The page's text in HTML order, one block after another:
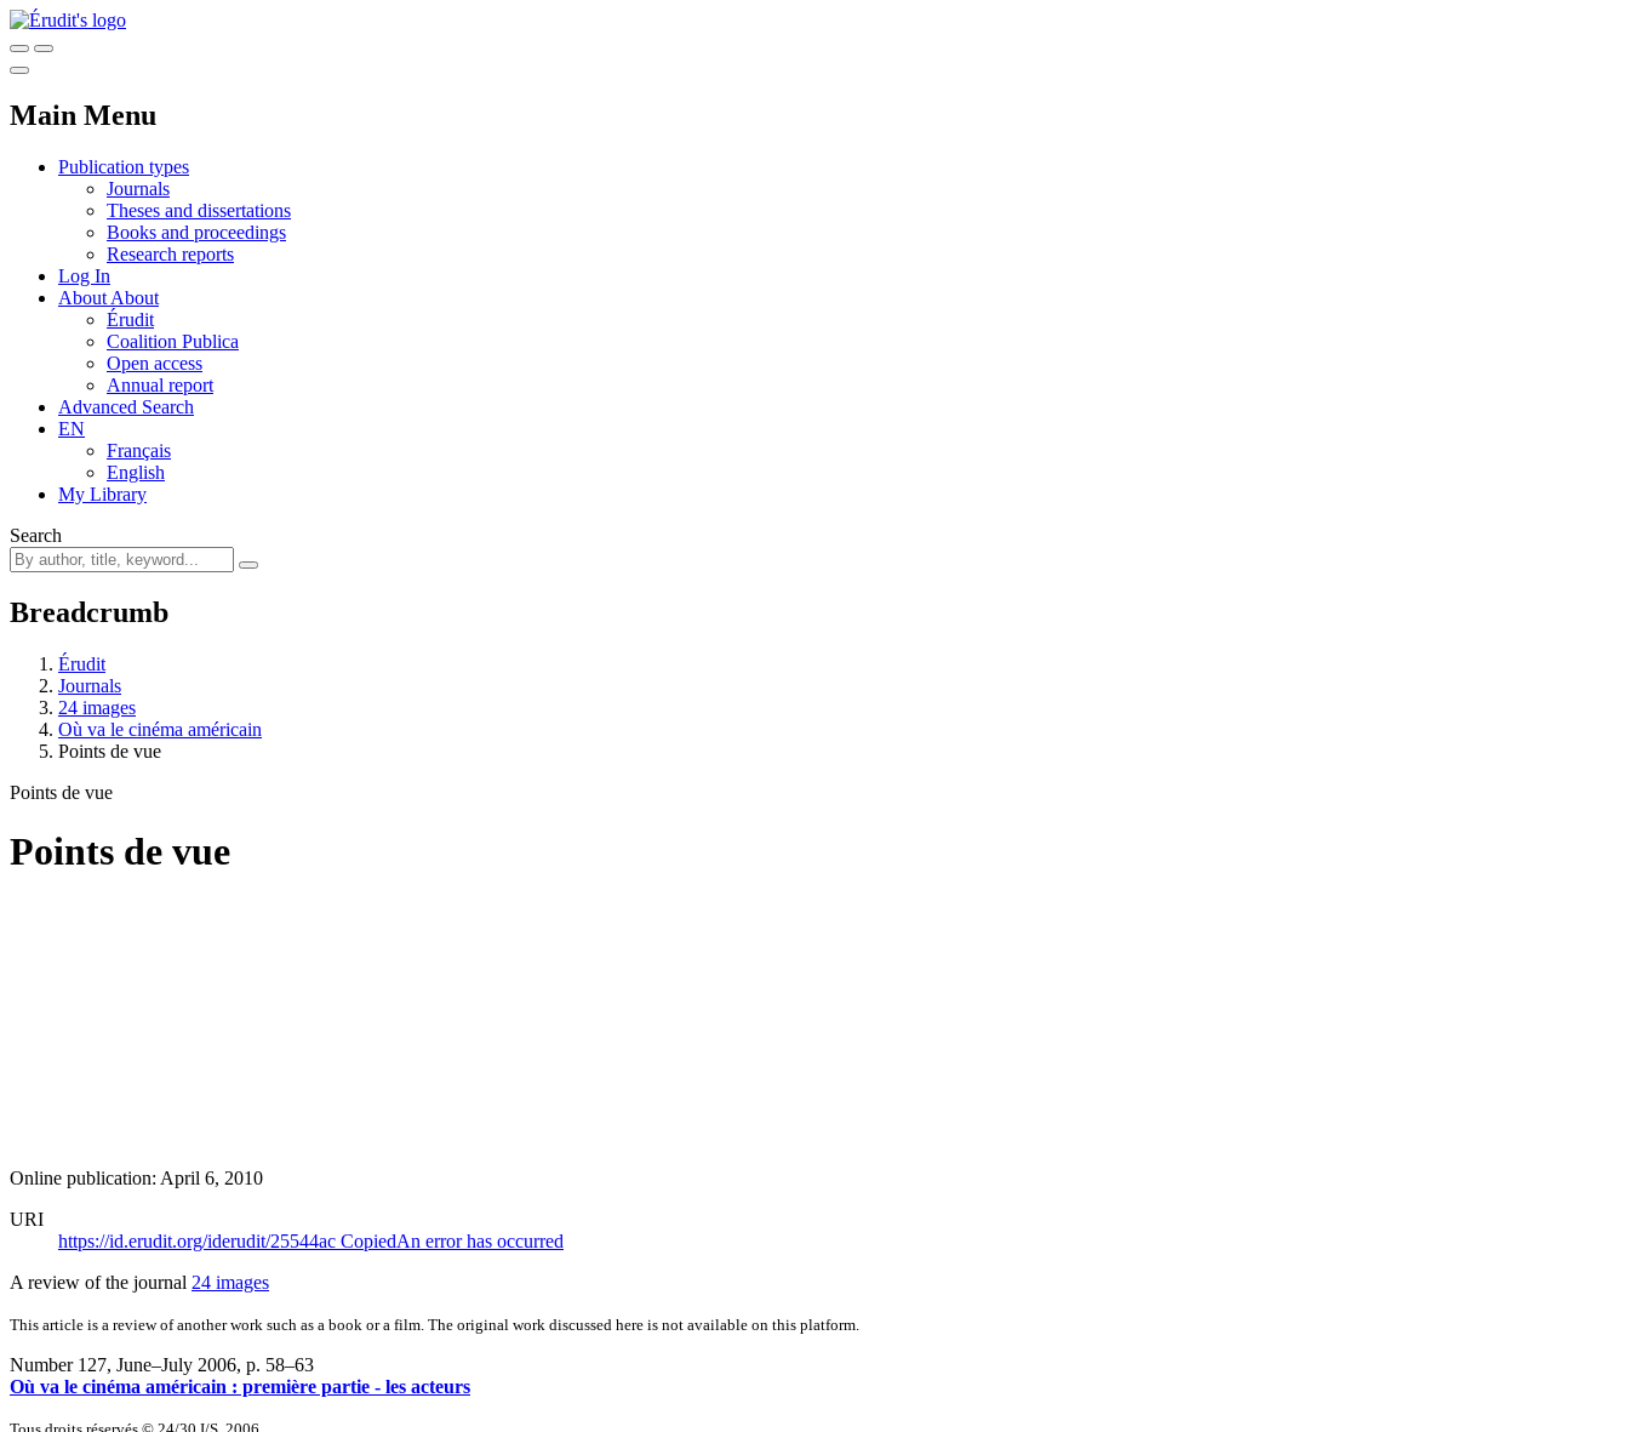
Main Menu
Publication types
Journals
Theses and dissertations
Books and proceedings
Research reports
Log In
About About
Érudit
Coalition Publica
Open access
Annual report
Advanced Search
EN
Français
English
My Library
Search
Breadcrumb
Érudit
Journals
24 images
Où va le cinéma américain
Points de vue
Points de vue
Points de vue
Online publication: April 6, 2010
URI
https://id.erudit.org/iderudit/25544ac CopiedAn error has occurred
A review of the journal 24 images
This article is a review of another work such as a book or a film. The original work discussed here is not available on this platform.
Number 127, June–July 2006, p. 58–63
Où va le cinéma américain : première partie - les acteurs
Tous droits réservés © 24/30 I/S, 2006